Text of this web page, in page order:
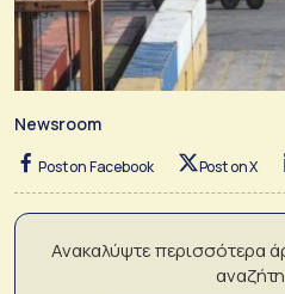
Newsroom
Post on Facebook Post on X
Ανακαλύψτε περισσότερα